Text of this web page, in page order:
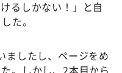
るしかない！」と自
た。
ましたし、ページをめ
。しかし、2本目から